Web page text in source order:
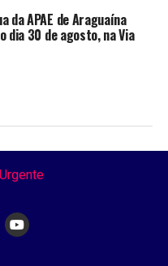
da APAE de Araguaína
dia 30 de agosto, na Via